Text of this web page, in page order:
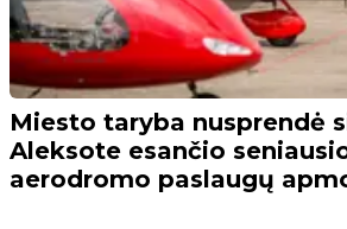
Miesto taryba nusprendė
Aleksote esančio
aerodromo paslaugų